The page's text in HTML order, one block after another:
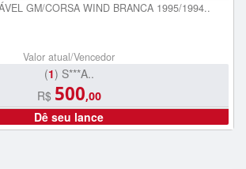
GM/CORSA WIND BRANCA 1995/1994..
Valor atual/Vencedor
(1) S***A..
R$ 500,00
Dê seu lance